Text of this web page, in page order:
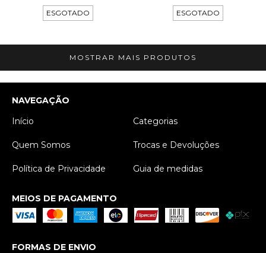
ESGOTADO
ESGOTADO
MOSTRAR MAIS PRODUTOS
NAVEGAÇÃO
Início
Categorias
Quem Somos Trocas e Devoluções
Política de Privacidade Guia de medidas
MEIOS DE PAGAMENTO
FORMAS DE ENVIO